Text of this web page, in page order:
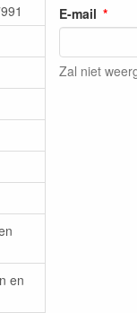
en
E-mail
Zal niet